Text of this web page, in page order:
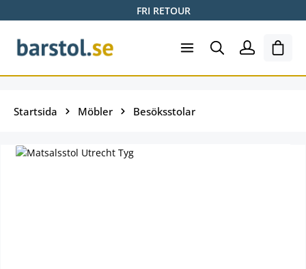
FRI RETOUR
Startsida Möbler Besöksstolar